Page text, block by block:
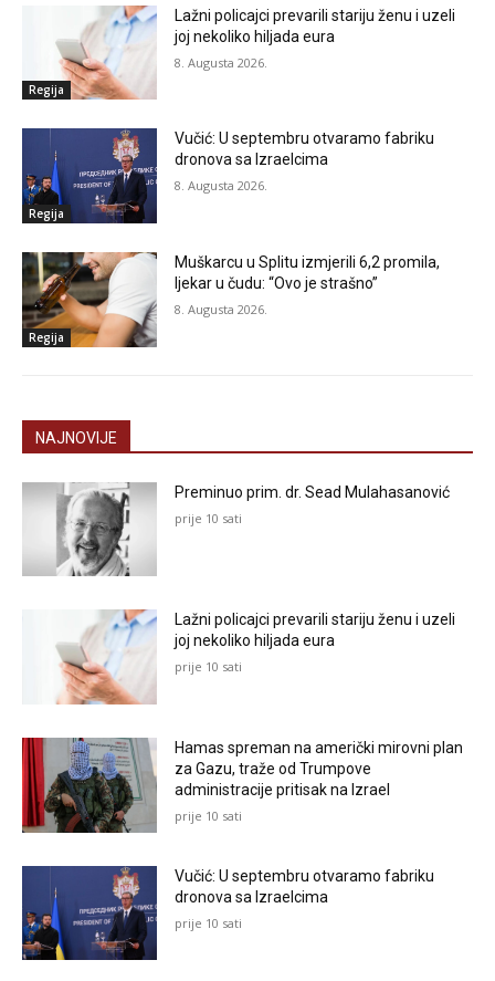
Regija
Lažni policajci prevarili stariju ženu i uzeli
joj nekoliko hiljada eura
8. Augusta 2026.
Regija
Vučić: U septembru otvaramo fabriku
dronova sa Izraelcima
8. Augusta 2026.
Regija
Muškarcu u Splitu izmjerili 6,2 promila,
ljekar u čudu: “Ovo je strašno”
8. Augusta 2026.
NAJNOVIJE
Preminuo prim. dr. Sead Mulahasanović
prije 10 sati
Lažni policajci prevarili stariju ženu i uzeli
joj nekoliko hiljada eura
prije 10 sati
Hamas spreman na američki mirovni plan
za Gazu, traže od Trumpove
administracije pritisak na Izrael
prije 10 sati
Vučić: U septembru otvaramo fabriku
dronova sa Izraelcima
prije 10 sati